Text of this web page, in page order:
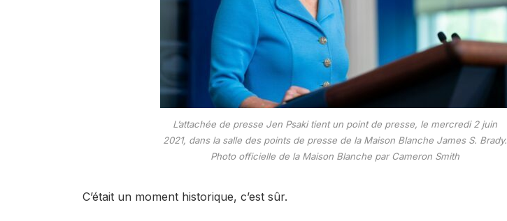
L’attachée de presse Jen Psaki tient un point de presse, le mercredi 2 juin
2021, dans la salle des points de presse de la Maison Blanche James S. Brady.
Photo officielle de la Maison Blanche par Cameron Smith
C’était un moment historique, c’est sûr.